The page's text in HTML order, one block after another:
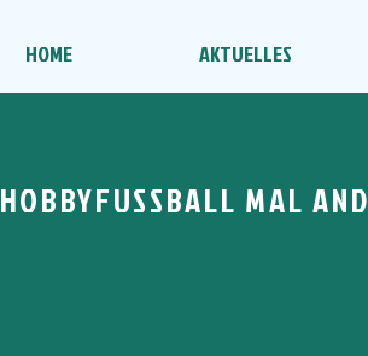
HOME AKTUELLES
HOBBYFUSSBALL MAL